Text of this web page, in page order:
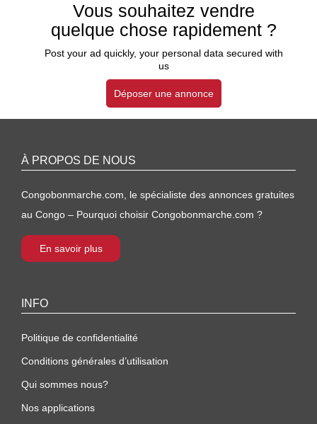
Vous souhaitez vendre
quelque chose rapidement ?
Post your ad quickly, your personal data secured with
us
Déposer une annonce
À PROPOS DE NOUS
Congobonmarche.com, le spécialiste des annonces gratuites
au Congo – Pourquoi choisir Congobonmarche.com ?
En savoir plus
INFO
Politique de confidentialité
Conditions générales d’utilisation
Qui sommes nous?
Nos applications